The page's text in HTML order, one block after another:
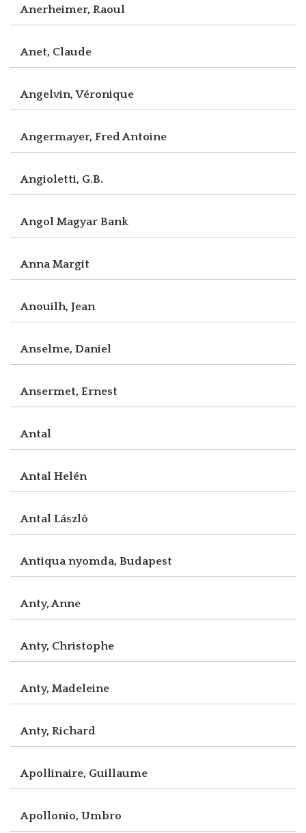
Anerheimer, Raoul
Anet, Claude
Angelvin, Véronique
Angermayer, Fred Antoine
Angioletti, G.B.
Angol Magyar Bank
Anna Margit
Anouilh, Jean
Anselme, Daniel
Ansermet, Ernest
Antal
Antal Helén
Antal László
Antiqua nyomda, Budapest
Anty, Anne
Anty, Christophe
Anty, Madeleine
Anty, Richard
Apollinaire, Guillaume
Apollonio, Umbro